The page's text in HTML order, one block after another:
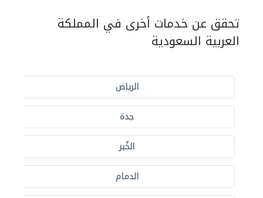
تحقق عن خدمات أخرى في المملكة
العربية السعودية
الرياض
جدة
الخُبر
الدمام